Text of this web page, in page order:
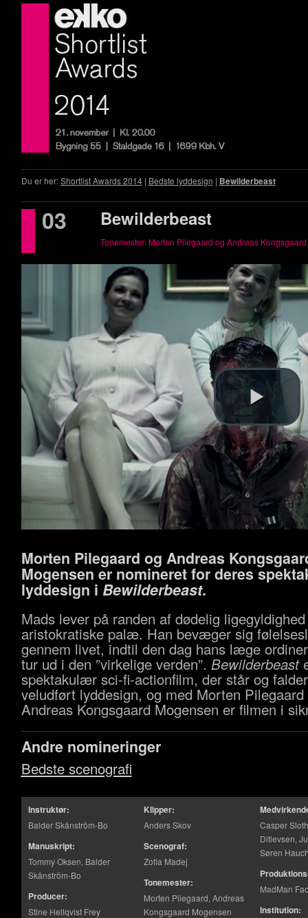
Du er her:Shortlist Awards 2014| Bedste lyddesign | Bewilderbeast
03 Bewilderbeast
Tonemester: Morten Pilegaard og Andreas
Morten Pilegaard og Andreas
Mogensen er nomineret for deres
lyddesign i Bewilderbeast.
Mads lever på randen af dødelig
aristokratiske palæ. Han bevæger sig
gennem livet, indtil den dag hans læge
tur ud i den ”virkelige verden”. Bewilderbeast
spektakulær sci-fi-actionfilm, der står og
veludført lyddesign, og med Morten Pilegaard
Andreas Kongsgaard Mogensen er filmen i
Andre nomineringer
Bedste scenografi
Instruktør:
Balder Skånström-Bo
Manuskript:
Tommy Oksen, Balder
Skånström-Bo
Producer:
Stine Hellqvist Frey
Klipper:
Anders Skov
Scenograf:
Zofia Madej
Tonemester:
Morten Pilegaard, Andreas
Kongsgaard Mogensen
Casper
Ditlevsen,
Søren
MadMan
Institution: